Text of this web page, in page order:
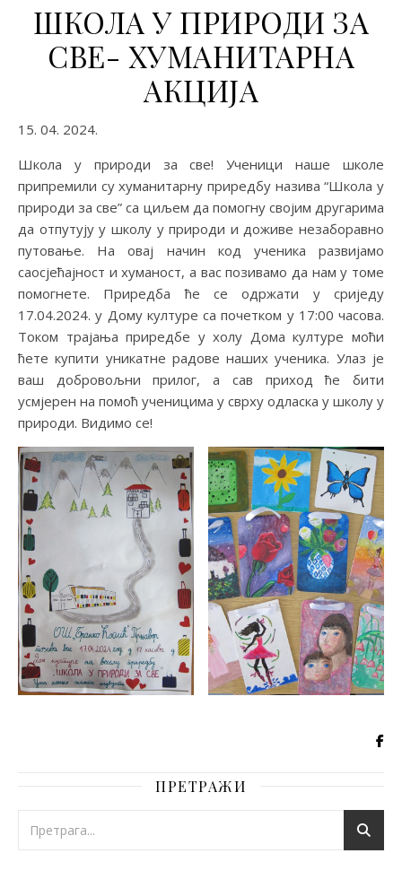
ШКОЛА У ПРИРОДИ ЗА
СВЕ- ХУМАНИТАРНА
АКЦИЈА
15. 04. 2024.
Школа у природи за све! Ученици наше школе
припремили су хуманитарну приредбу назива “Школа у
природи за све” са циљем да помогну својим другарима
да отпутују у школу у природи и доживе незаборавно
путовање. На овај начин код ученика развијамо
саосјећајност и хуманост, а вас позивамо да нам у томе
помогнете. Приредба ће се одржати у сриједу
17.04.2024. у Дому културе са почетком у 17:00 часова.
Током трајања приредбе у холу Дома културе моћи
ћете купити уникатне радове наших ученика. Улаз је
ваш добровољни прилог, а сав приход ће бити
усмјерен на помоћ ученицима у сврху одласка у школу у
природи. Видимо се!
ПРЕТРАЖИ